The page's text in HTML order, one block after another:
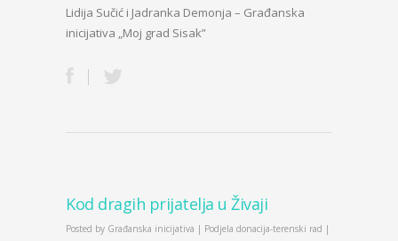
Lidija Sučić i Jadranka Demonja – Građanska
inicijativa „Moj grad Sisak”
Kod dragih prijatelja u Živaji
Posted by Građanska inicijativa | Podjela donacija-terenski rad |